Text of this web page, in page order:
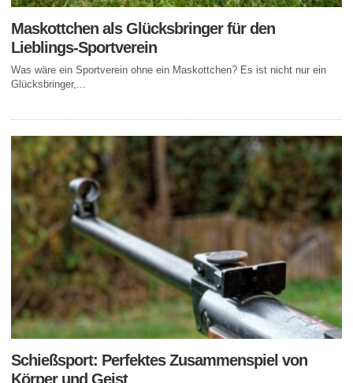
Maskottchen als Glücksbringer für den
Lieblings-Sportverein
Was wäre ein Sportverein ohne ein Maskottchen? Es ist nicht nur ein
Glücksbringer,...
Schießsport: Perfektes Zusammenspiel von
Körper und Geist